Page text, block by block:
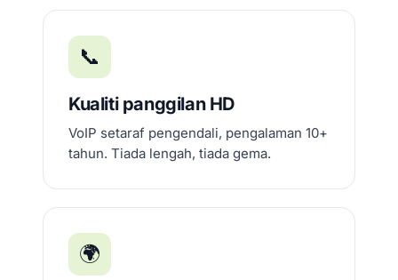
📞
Kualiti panggilan HD
VoIP setaraf pengendali, pengalaman 10+
tahun. Tiada lengah, tiada gema.
🌍